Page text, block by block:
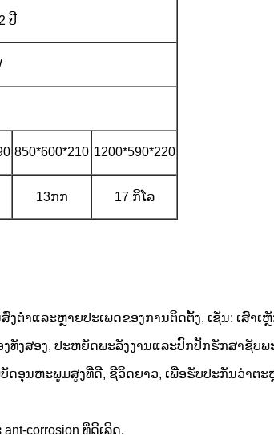
ປີ
850*600*210 1200*590*220
13ກກ 17 ກິ​ໂລ
າ​ແລະ​ຫຼາຍ​ປະ​ເພດ​ຂອງ​ການ​ຕິດ​ຕັ້ງ​, ເຊັ່ນ​: ເສົາ​ເ
ທັງສອງ, ປະຫຍັດພະລັງງານແລະປົກປັກຮັກສາຊັບພ
ດອຸນຫະພູມສູງທີ່ດີ, ຊີວິດຍາວ, ເພື່ອຮັບປະກັນວ່າຕ
corrosion ທີ່ດີເລີດ.